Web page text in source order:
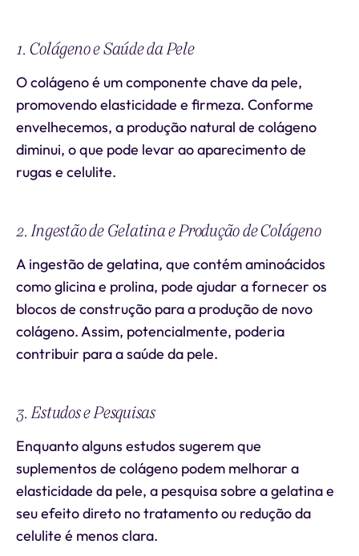
1. Colágeno e Saúde da Pele
O colágeno é um componente chave da pele,
promovendo elasticidade e firmeza. Conforme
envelhecemos, a produção natural de colágeno
diminui, o que pode levar ao aparecimento de
rugas e celulite.
2. Ingestão de Gelatina e Produção de Colágeno
A ingestão de gelatina, que contém aminoácidos
como glicina e prolina, pode ajudar a fornecer os
blocos de construção para a produção de novo
colágeno. Assim, potencialmente, poderia
contribuir para a saúde da pele.
3. Estudos e Pesquisas
Enquanto alguns estudos sugerem que
suplementos de colágeno podem melhorar a
elasticidade da pele, a pesquisa sobre a gelatina e
seu efeito direto no tratamento ou redução da
celulite é menos clara.